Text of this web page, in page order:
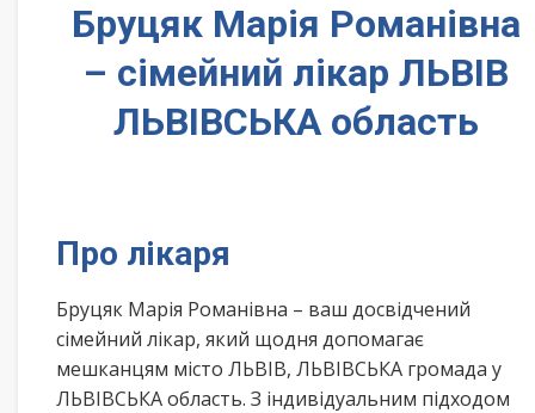
Бруцяк Марія Романівна
– сімейний лікар ЛЬВІВ
ЛЬВІВСЬКА область
Про лікаря
Бруцяк Марія Романівна – ваш досвідчений
сімейний лікар, який щодня допомагає
мешканцям місто ЛЬВІВ, ЛЬВІВСЬКА громада у
ЛЬВІВСЬКА область. З індивідуальним підходом